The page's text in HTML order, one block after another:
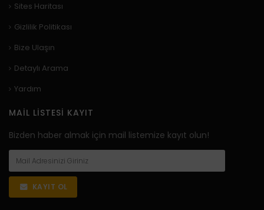
Sites Haritası
Gizlilik Politikası
Bize Ulaşın
Detaylı Arama
Yardım
MAIL LISTESI KAYIT
Bizden haber almak için mail listemize kayıt olun!
KAYIT OL